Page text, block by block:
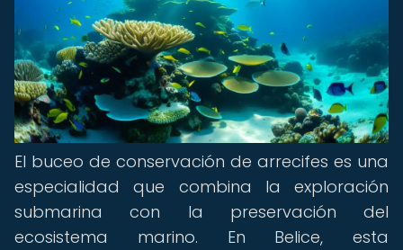
El buceo de conservación de arrecifes es una
especialidad que combina la exploración
submarina con la preservación del
ecosistema marino. En Belice, esta